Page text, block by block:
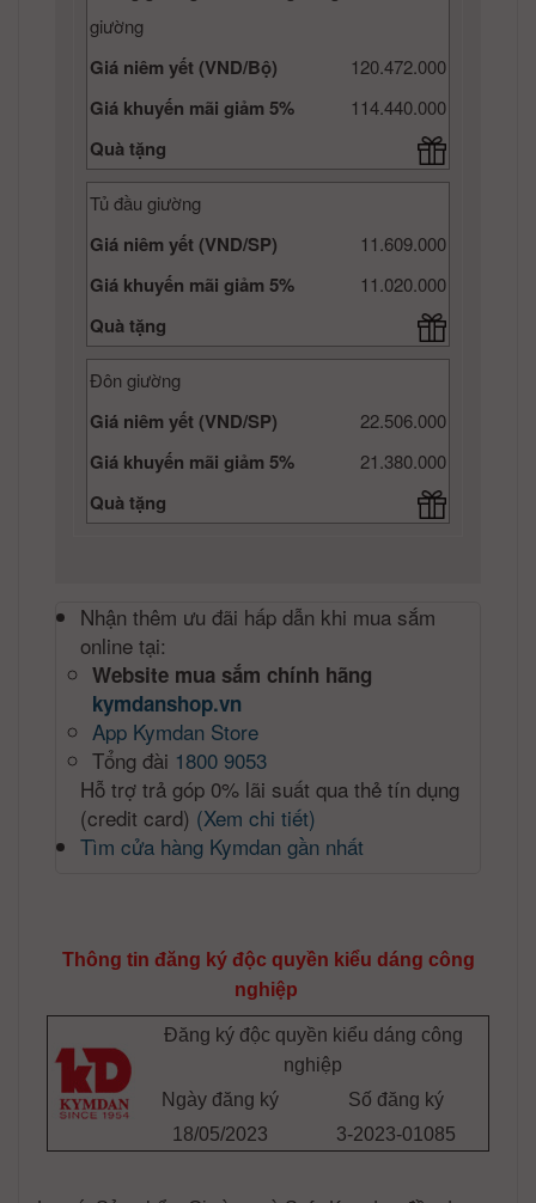
giường
120.472.000
Giá niêm yết (VND/Bộ)
114.440.000
Giá khuyến mãi giảm 5%
Quà tặng
Tủ đầu giường
11.609.000
Giá niêm yết (VND/SP)
11.020.000
Giá khuyến mãi giảm 5%
Quà tặng
Đôn giường
22.506.000
Giá niêm yết (VND/SP)
21.380.000
Giá khuyến mãi giảm 5%
Quà tặng
Nhận thêm ưu đãi hấp dẫn khi mua sắm
online tại:
Website mua sắm chính hãng
kymdanshop.vn
App Kymdan Store
Tổng đài 1800 9053
Hỗ trợ trả góp 0% lãi suất qua thẻ tín dụng
(credit card) (Xem chi tiết)
Tìm cửa hàng Kymdan gần nhất
Thông tin đăng ký độc quyền kiểu dáng công
nghiệp
Đăng ký độc quyền kiểu dáng công
nghiệp
Ngày đăng ký
Số đăng ký
18/05/2023
3-2023-01085